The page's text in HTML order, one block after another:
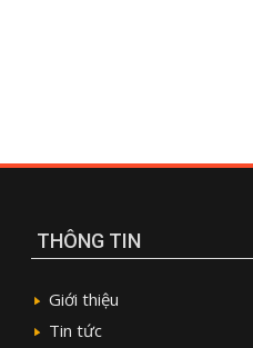
THÔNG TIN
Giới thiệu
Tin tức